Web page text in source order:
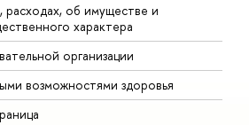
об имуществе и
характера
организации
возможностями здоровья